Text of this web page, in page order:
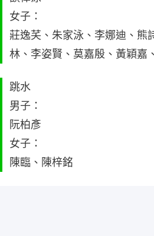
女子：
莊逸芺、朱家泳、李娜迪、熊
林、李姿賢、莫嘉殷、黃穎嘉
跳水
男子：
阮柏彥
女子：
陳臨、陳梓銘